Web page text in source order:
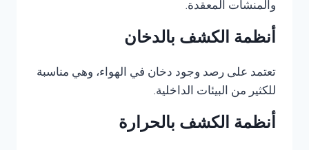
والمنشآت المعقدة.
أنظمة الكشف بالدخان
تعتمد على رصد وجود دخان في الهواء، وهي مناسبة
للكثير من البيئات الداخلية.
أنظمة الكشف بالحرارة